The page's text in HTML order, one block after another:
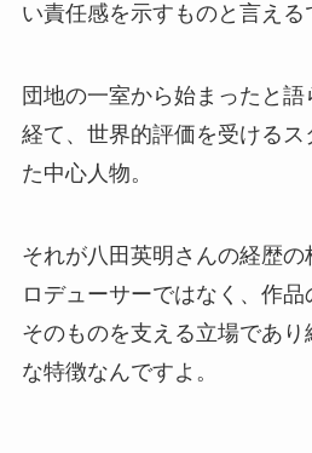
い責任感を示すものと言える
団地の一室から始まったと
経て、世界的評価を受ける
た中心人物。
それが八田英明さんの経歴
ロデューサーではなく、作
そのものを支える立場であり
な特徴なんですよ。